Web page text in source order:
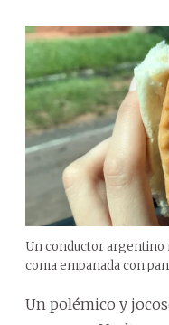
Un conductor argentino
coma empanada con
Un polémico y